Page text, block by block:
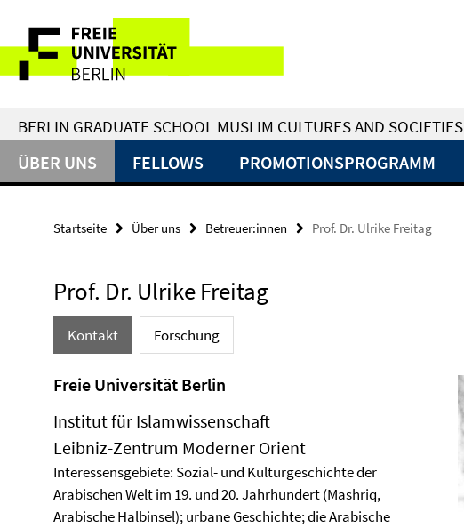
direkt
Inhalt
Service-
Navigation
BERLIN GRADUATE SCHOOL MUSLIM CULTURES AND SOCIETIES
ÜBER UNS FELLOWS PROMOTIONSPROGRAMM
Startseite Über uns Betreuer:innen Prof. Dr. Ulrike Freitag
Prof. Dr. Ulrike Freitag
Kontakt Forschung
Freie Universität Berlin
Institut für Islamwissenschaft
Leibniz-Zentrum Moderner Orient
Interessensgebiete: Sozial- und Kulturgeschichte der
Arabischen Welt im 19. und 20. Jahrhundert (Mashriq,
Arabische Halbinsel); urbane Geschichte; die Arabische